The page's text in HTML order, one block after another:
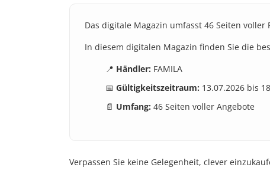
Das digitale Magazin umfasst 46 Seiten voller
In diesem digitalen Magazin finden Sie die
📍 Händler: FAMILA
📅 Gültigkeitszeitraum: 13.07.2026 bis
📄 Umfang: 46 Seiten voller Angebote
Verpassen Sie keine Gelegenheit, clever